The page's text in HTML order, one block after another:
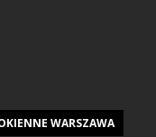
WARSZAWA